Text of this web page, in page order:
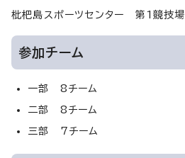
枇杷島スポーツセンター 第1競技場
参加チーム
一部 8チーム
二部 8チーム
三部 7チーム